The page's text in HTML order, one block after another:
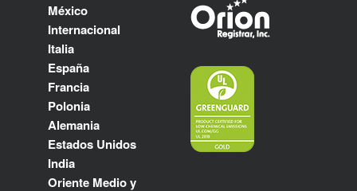
México
Internacional
Italia
España
Francia
Polonia
Alemania
Estados Unidos
India
Oriente Medio y